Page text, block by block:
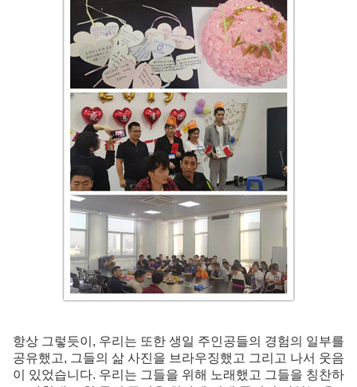
항상 그렇듯이, 우리는 또한 생일 주인공들의 경험의 일부를
공유했고, 그들의 삶 사진을 브라우징했고 그리고 나서 웃음
이 있었습니다. 우리는 그들을 위해 노래했고 그들을 칭찬하